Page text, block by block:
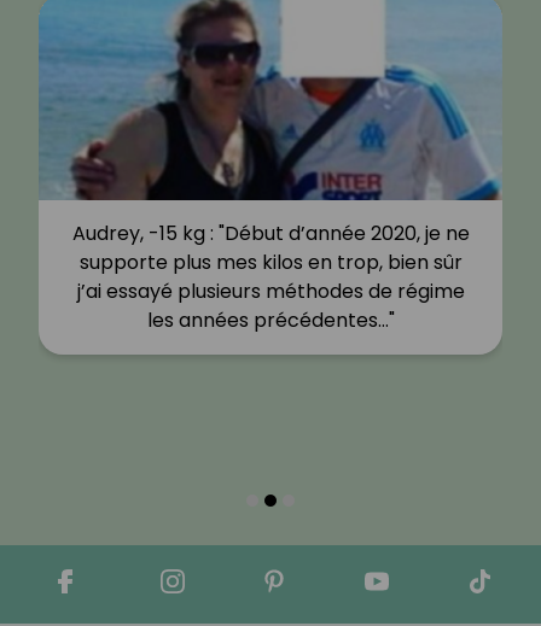
Audrey, -15 kg : "Début d’année 2020, je ne
supporte plus mes kilos en trop, bien sûr
j’ai essayé plusieurs méthodes de régime
les années précédentes…"